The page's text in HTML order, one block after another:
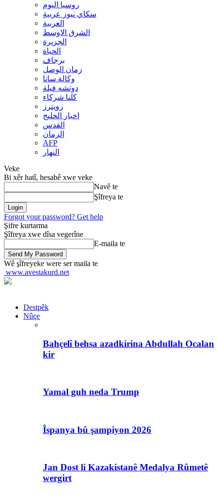
روسیا الیوم
سكاي نيوز عربية
العربية
الشرق الاوسط
الجزيرة
الحیاة
برجاف
زمان الوصل
وکالة سانا
دوتشه فیلة
کلنا شرکاء
رويترز
اخبار الخلیج
القدس
الزمان
AFP
النهار
Veke
Bi xêr hatî, hesabê xwe veke
Navê te
Şîfreya te
Forgot your password? Get help
Şifre kurtarma
Şîfreya xwe dîsa vegerîne
E-maila te
Wê şîfreyeke were ser maila te
www.avestakurd.net
Destpêk
Nûçe
Bahçelî behsa azadkirina Abdullah Ocalan
kir
Yamal guh neda Trump
Îspanya bû şampiyon 2026
Jan Dost li Kazakistanê Medalya Rûmetê
wergirt